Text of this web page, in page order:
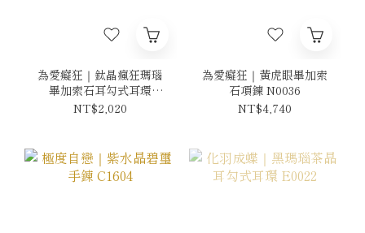
為愛癡狂｜鈦晶瘋狂瑪瑙
畢加索石耳勾式耳環
E0028
NT$2,020
為愛癡狂｜黃虎眼畢加索
石項鍊 N0036
NT$4,740